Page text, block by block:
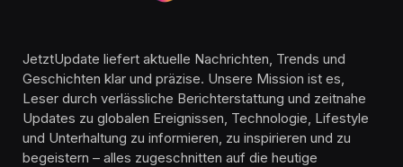
JetztUpdate liefert aktuelle Nachrichten, Trends und
Geschichten klar und präzise. Unsere Mission ist es,
Leser durch verlässliche Berichterstattung und zeitnahe
Updates zu globalen Ereignissen, Technologie, Lifestyle
und Unterhaltung zu informieren, zu inspirieren und zu
begeistern – alles zugeschnitten auf die heutige